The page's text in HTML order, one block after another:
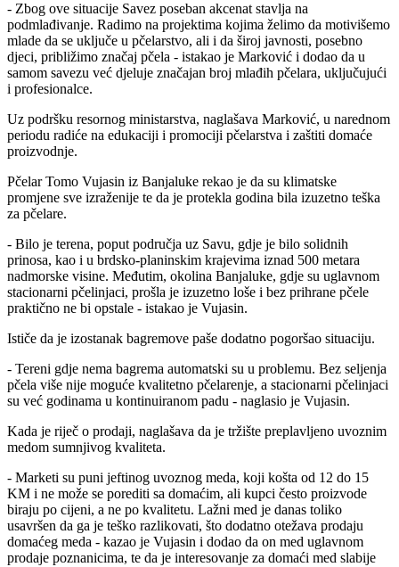
- Zbog ove situacije Savez poseban akcenat stavlja na
podmlađivanje. Radimo na projektima kojima želimo da motivišemo
mlade da se uključe u pčelarstvo, ali i da široj javnosti, posebno
djeci, približimo značaj pčela - istakao je Marković i dodao da u
samom savezu već djeluje značajan broj mlađih pčelara, uključujući
i profesionalce.
Uz podršku resornog ministarstva, naglašava Marković, u narednom
periodu radiće na edukaciji i promociji pčelarstva i zaštiti domaće
proizvodnje.
Pčelar Tomo Vujasin iz Banjaluke rekao je da su klimatske
promjene sve izraženije te da je protekla godina bila izuzetno teška
za pčelare.
- Bilo je terena, poput područja uz Savu, gdje je bilo solidnih
prinosa, kao i u brdsko-planinskim krajevima iznad 500 metara
nadmorske visine. Međutim, okolina Banjaluke, gdje su uglavnom
stacionarni pčelinjaci, prošla je izuzetno loše i bez prihrane pčele
praktično ne bi opstale - istakao je Vujasin.
Ističe da je izostanak bagremove paše dodatno pogoršao situaciju.
- Tereni gdje nema bagrema automatski su u problemu. Bez seljenja
pčela više nije moguće kvalitetno pčelarenje, a stacionarni pčelinjaci
su već godinama u kontinuiranom padu - naglasio je Vujasin.
Kada je riječ o prodaji, naglašava da je tržište preplavljeno uvoznim
medom sumnjivog kvaliteta.
- Marketi su puni jeftinog uvoznog meda, koji košta od 12 do 15
KM i ne može se porediti sa domaćim, ali kupci često proizvode
biraju po cijeni, a ne po kvalitetu. Lažni med je danas toliko
usavršen da ga je teško razlikovati, što dodatno otežava prodaju
domaćeg meda - kazao je Vujasin i dodao da on med uglavnom
prodaje poznanicima, te da je interesovanje za domaći med slabije